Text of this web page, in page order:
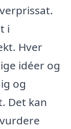
i
Hver
idéer og
og
Det kan